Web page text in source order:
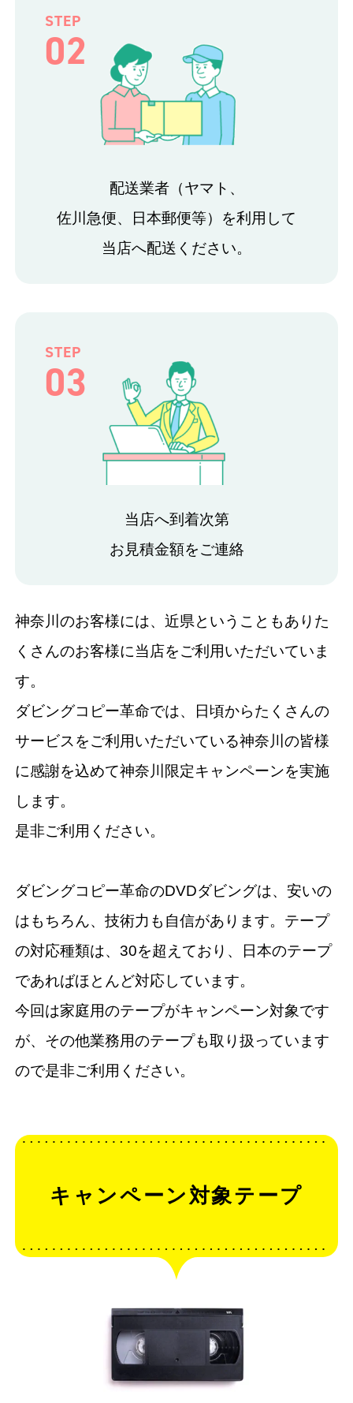
STEP
02
配送業者（ヤマト、
佐川急便、日本郵便等）を利用して
当店へ配送ください。
STEP
03
当店へ到着次第
お見積金額をご連絡
神奈川のお客様には、近県ということもありた
くさんのお客様に当店をご利用いただいていま
す。
ダビングコピー革命では、日頃からたくさんの
サービスをご利用いただいている神奈川の皆様
に感謝を込めて神奈川限定キャンペーンを実施
します。
是非ご利用ください。
ダビングコピー革命のDVDダビングは、安いの
はもちろん、技術力も自信があります。テープ
の対応種類は、30を超えており、日本のテープ
であればほとんど対応しています。
今回は家庭用のテープがキャンペーン対象です
が、その他業務用のテープも取り扱っています
ので是非ご利用ください。
キャンペーン対象テープ